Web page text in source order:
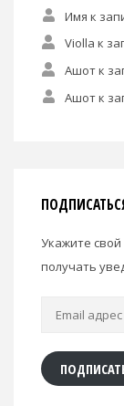
Имя к
Violla к
Ашотк
Ашотк
Укажите
получать
Email